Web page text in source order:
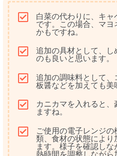
白菜の代わりに、キ
です。この場合、マ
かもですね。
追加の具材として、し
のも良いと思います。
追加の調味料として、
板醤などを加えても美
カニカマを入れると、
ますね。
ご使用の電子レンジ
類、食材の状態により
ます。様子を確認し
熱時間を調整しながら